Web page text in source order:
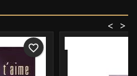
>
<
favorite_border